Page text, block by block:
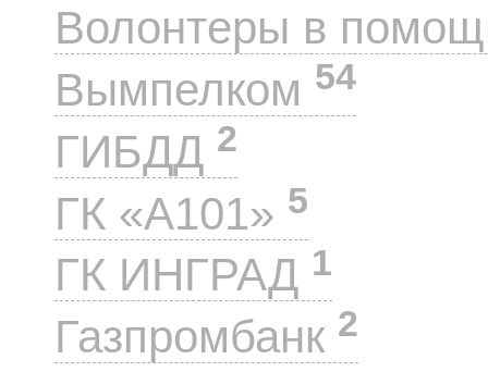
Волонтеры в
Вымпелком 54
ГИБДД 2
ГК «А101» 5
ГК ИНГРАД 1
Газпромбанк 2